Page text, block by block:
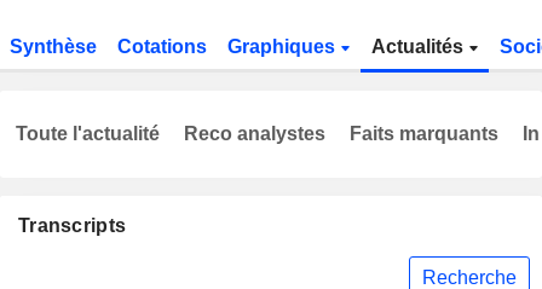
Synthèse Cotations Graphiques Actualités
Transcripts
Recherche
Toute l'actualité Reco analystes Faits marquants